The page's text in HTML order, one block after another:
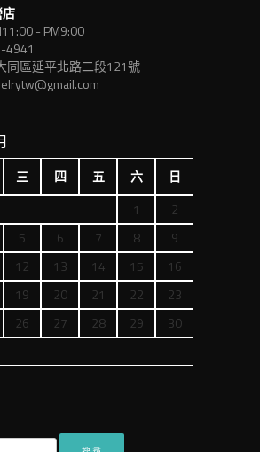
- PM9:00
4941
同區延平北路二段121號
三 四 五 六
日
1
2
5 6 7 8
9
12 13 14 15
16
19 20 21 22
23
26 27 28 29
30